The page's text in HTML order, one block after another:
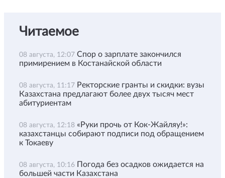
Читаемое
08 августа, 12:07 Спор о зарплате закончился
примирением в Костанайской области
08 августа, 11:17 Ректорские гранты и скидки: вузы
Казахстана предлагают более двух тысяч мест
абитуриентам
08 августа, 12:18 «Руки прочь от Кок-Жайляу!»:
казахстанцы собирают подписи под обращением
к Токаеву
08 августа, 10:16 Погода без осадков ожидается на
большей части Казахстана